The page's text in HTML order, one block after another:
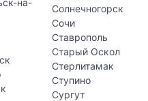
на-
Солнечногорск
Сочи
Ставрополь
Старый Оскол
Стерлитамак
Ступино
Сургут